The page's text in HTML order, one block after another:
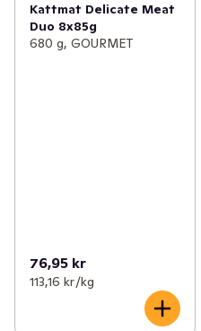
Kattmat Delicate Meat
Duo 8x85g
680 g, GOURMET
76,95 kr
113,16 kr /kg